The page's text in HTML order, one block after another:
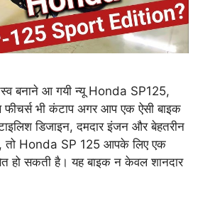
बनाने आ गयी न्यू Honda SP125,
भी कंटाप अगर आप एक ऐसी बाइक
डिजाइन, दमदार इंजन और बेहतरीन
तो Honda SP 125 आपके लिए एक
हो सकती है। यह बाइक न केवल शानदार